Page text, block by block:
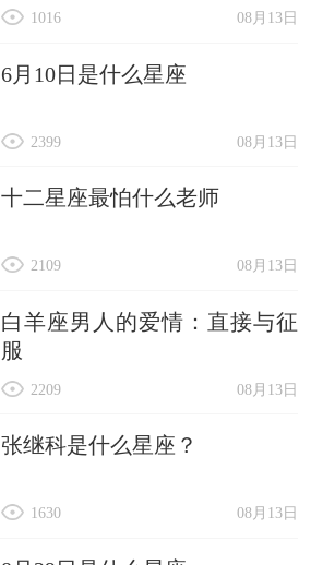
08月13日
1016
6月10日是什么星座
08月13日
2399
十二星座最怕什么老师
08月13日
2109
白羊座男人的爱情：直接与征
服
08月13日
2209
张继科是什么星座？
08月13日
1630